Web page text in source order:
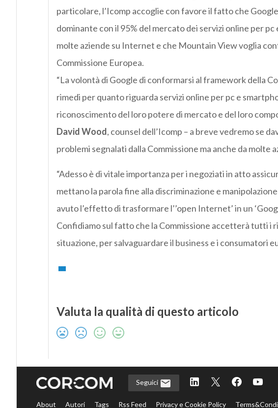
particolare, l’Icomp accoglie con favore il fatto che
dominante con il 95% del mercato dei servizi online per
molte aziende su Internet e che Mountain View voglia
Commissione Europea.
“La volontà di Google di conformarsi al framework della
rimedi per quanto riguarda servizi online per pc e
riconoscimento del loro potere di mercato e del loro
David Wood, counsel dell’Icomp – a breve vedremo se
problemi segnalati dalla Commissione ma anche da molte
“Adesso è di vitale importanza per i negoziati in atto
mettano la parola fine alla discriminazione e
avuto l’effetto di trasformare l’’open Internet’ in un
Confidiamo sul fatto che la Commissione accetterà tutti i
situazione, per salvaguardare il business e i consumatori
Valuta la qualità di questo articolo
Seguici
About Autori Tags Rss Feed Privacy e Cookie Policy